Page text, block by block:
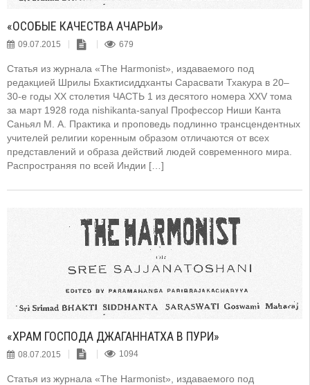
«ОСОБЫЕ КАЧЕСТВА АЧАРЬИ»
09.07.2015 679
Статья из журнала «The Harmonist», издаваемого под
редакцией Шрилы Бхактисиддханты Сарасвати Тхакура в 20–
30-е годы XX столетия ЧАСТЬ 1 из десятого номера XXV тома
за март 1928 года nishikanta-sanyal Профессор Ниши Канта
Саньял М. А. Практика и проповедь подлинно трансцендентных
учителей религии коренным образом отличаются от всех
представлений и образа действий людей современного мира.
Распространяя по всей Индии […]
«ХРАМ ГОСПОДА ДЖАГАННАТХА В ПУРИ»
08.07.2015 1094
Статья из журнала «The Harmonist», издаваемого под